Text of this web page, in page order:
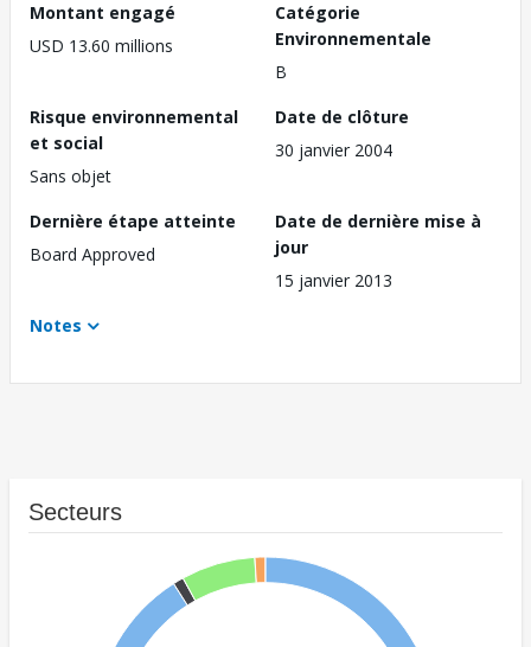
Montant engagé
USD 13.60 millions
Catégorie
Environnementale
B
Risque environnemental
et social
Sans objet
Date de clôture
30 janvier 2004
Dernière étape atteinte
Board Approved
Date de dernière mise à
jour
15 janvier 2013
Notes
Secteurs